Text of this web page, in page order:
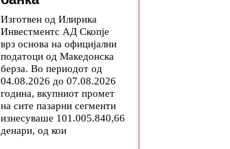
Изготвен од Илирика
Инвестментс АД Скопје
врз основа на официјални
податоци од Македонска
берза. Во периодот од
04.08.2026 до 07.08.2026
година, вкупниот промет
на сите пазарни сегменти
изнесуваше 101.005.840,66
денари, од кои